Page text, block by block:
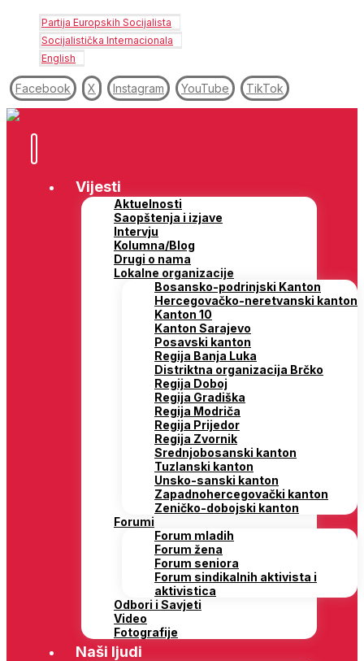
Partija Europskih Socijalista
Socijalistička Internacionala
English
Facebook X Instagram YouTube TikTok
Vijesti
Aktuelnosti
Saopštenja i izjave
Intervju
Kolumna/Blog
Drugi o nama
Lokalne organizacije
Bosansko-podrinjski Kanton
Hercegovačko-neretvanski kanton
Kanton 10
Kanton Sarajevo
Posavski kanton
Regija Banja Luka
Distriktna organizacija Brčko
Regija Doboj
Regija Gradiška
Regija Modriča
Regija Prijedor
Regija Zvornik
Srednjobosanski kanton
Tuzlanski kanton
Unsko-sanski kanton
Zapadnohercegovački kanton
Zeničko-dobojski kanton
Forumi
Forum mladih
Forum žena
Forum seniora
Forum sindikalnih aktivista i
aktivistica
Odbori i Savjeti
Video
Fotografije
Naši ljudi